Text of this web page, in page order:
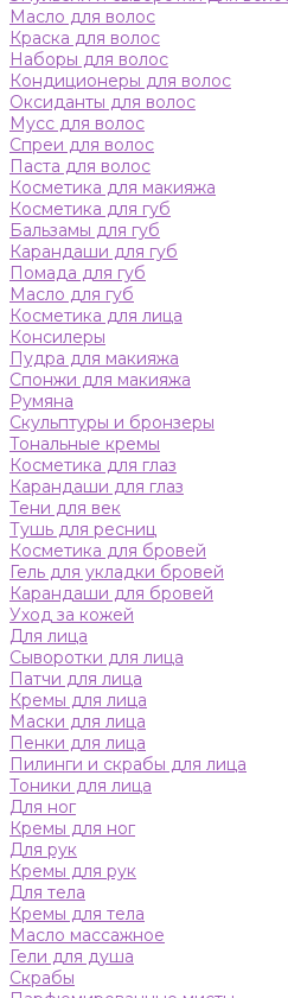
Масло для волос
Краска для волос
Наборы для волос
Кондиционеры для волос
Оксиданты для волос
Мусс для волос
Спреи для волос
Паста для волос
Косметика для макияжа
Косметика для губ
Бальзамы для губ
Карандаши для губ
Помада для губ
Масло для губ
Косметика для лица
Консилеры
Пудра для макияжа
Спонжи для макияжа
Румяна
Скульптуры и бронзеры
Тональные кремы
Косметика для глаз
Карандаши для глаз
Тени для век
Тушь для ресниц
Косметика для бровей
Гель для укладки бровей
Карандаши для бровей
Уход за кожей
Для лица
Сыворотки для лица
Патчи для лица
Кремы для лица
Маски для лица
Пенки для лица
Пилинги и скрабы для лица
Тоники для лица
Для ног
Кремы для ног
Для рук
Кремы для рук
Для тела
Кремы для тела
Масло массажное
Гели для душа
Скрабы